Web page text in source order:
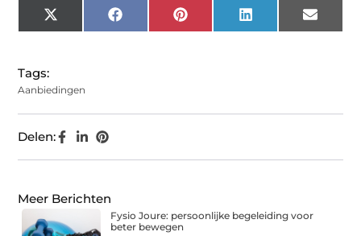
X
(Twitter)
Facebook Pinterest LinkedIn Email
Tags:
Aanbiedingen
Delen:
Meer Berichten
Fysio Joure: persoonlijke begeleiding voor
beter bewegen